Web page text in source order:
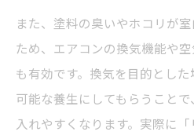
また、塗料の臭いやホコリが
ため、エアコンの換気機能や
も有効です。換気を目的とし
可能な養生にしてもらうこと
入れやすくなります。実際に